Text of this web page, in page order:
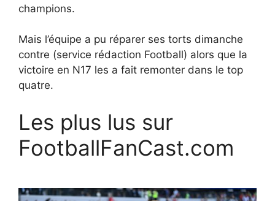
champions.
Mais l’équipe a pu réparer ses torts dimanche
contre (service rédaction Football) alors que la
victoire en N17 les a fait remonter dans le top
quatre.
Les plus lus sur
FootballFanCast.com